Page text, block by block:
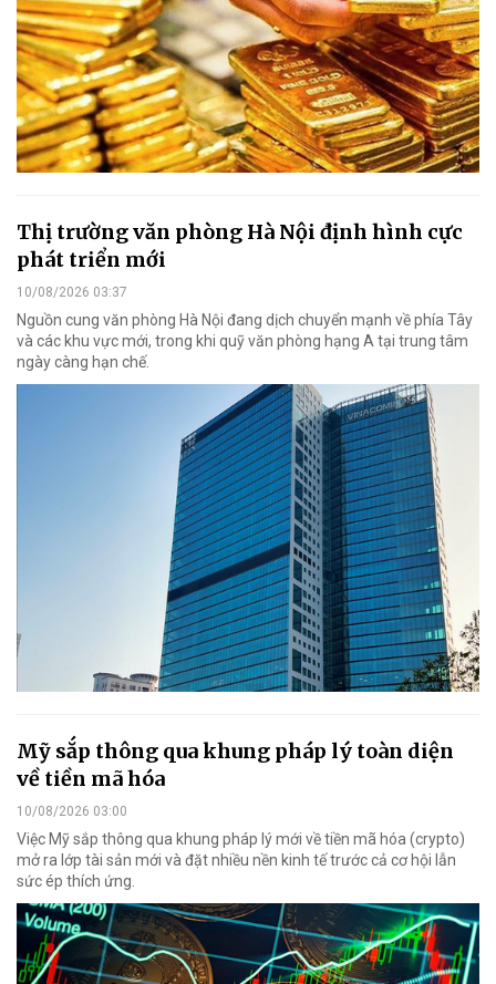
Thị trường văn phòng Hà Nội định hình cực
phát triển mới
10/08/2026 03:37
Nguồn cung văn phòng Hà Nội đang dịch chuyển mạnh về phía Tây
và các khu vực mới, trong khi quỹ văn phòng hạng A tại trung tâm
ngày càng hạn chế.
Mỹ sắp thông qua khung pháp lý toàn diện
về tiền mã hóa
10/08/2026 03:00
Việc Mỹ sắp thông qua khung pháp lý mới về tiền mã hóa (crypto)
mở ra lớp tài sản mới và đặt nhiều nền kinh tế trước cả cơ hội lẫn
sức ép thích ứng.